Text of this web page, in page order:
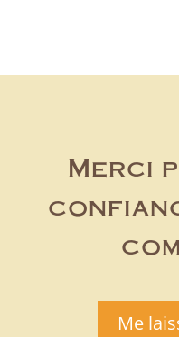
Merci
Me